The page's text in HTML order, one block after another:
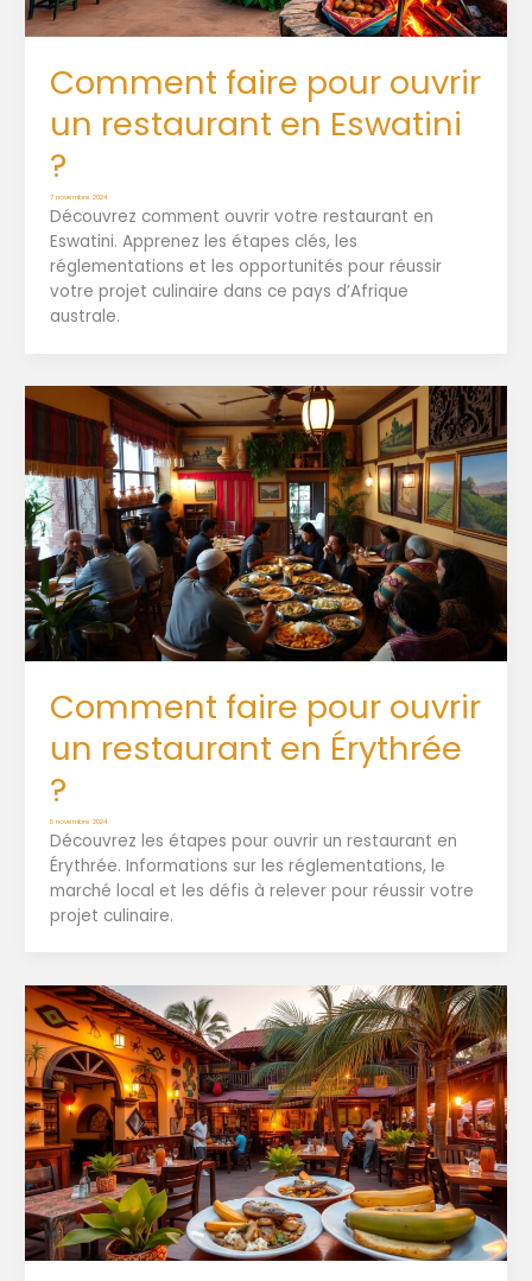
Comment faire pour ouvrir
un restaurant en Eswatini
?
7 novembre 2024
Découvrez comment ouvrir votre restaurant en
Eswatini. Apprenez les étapes clés, les
réglementations et les opportunités pour réussir
votre projet culinaire dans ce pays d’Afrique
australe.
Comment faire pour ouvrir
un restaurant en Érythrée
?
5 novembre 2024
Découvrez les étapes pour ouvrir un restaurant en
Érythrée. Informations sur les réglementations, le
marché local et les défis à relever pour réussir votre
projet culinaire.